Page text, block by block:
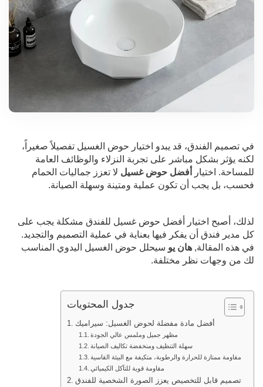
في تصميم الفندق، قد يبدو اختيار حوض الغسيل تفصيلاً صغيراً،
لكنه يؤثر بشكل مباشر على تجربة النزلاء والوظائف العامة
للمساحة. اختيار
أفضل حوض غسيل لا تعزز جماليات الحمام
فحسب، بل يجب أن تكون عملية ومتينة وسهلة الصيانة.
لذلك، أصبح اختيار أفضل حوض غسيل للفندق مشكلة يجب على
كل مدير فندق أن يفكر فيها بعناية في عملية التصميم والتجديد.
في هذه المقالة, هان يو سيحلل حوض الغسيل اليدوي المناسب
لك من وجهات نظر مختلفة.
جدول المحتويات
أفضل مادة مفضلة لحوض الغسيل: سيراميك
مظهر جميل وملمس عالي الجودة
سهلة التنظيف ومنخفضة تكاليف الصيانة
مقاومة ممتازة للحرارة والرطوبة، متكيفة مع البيئة القاسية
مقاومة قوية للتآكل الكيميائي
تصميم قابل للتخصيص يعزز الصورة الشخصية للفندق